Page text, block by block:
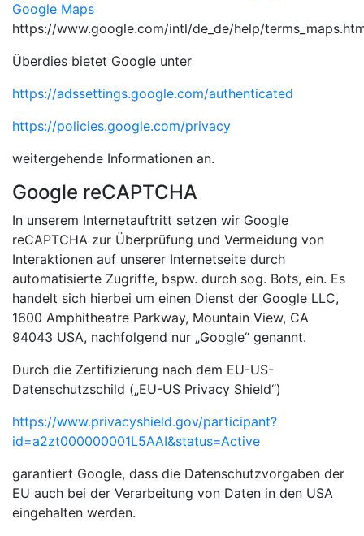
Google Maps
https://www.google.com/intl/de_de/help/
Überdies bietet Google unter
https://adssettings.google.com/authenticated
https://policies.google.com/privacy
weitergehende Informationen an.
Google reCAPTCHA
In unserem Internetauftritt setzen wir Google
reCAPTCHA zur Überprüfung und Vermeidung von
Interaktionen auf unserer Internetseite durch
automatisierte Zugriffe, bspw. durch sog. Bots, ein. Es
handelt sich hierbei um einen Dienst der Google LLC,
1600 Amphitheatre Parkway, Mountain View, CA
94043 USA, nachfolgend nur „Google“ genannt.
Durch die Zertifizierung nach dem EU-US-
Datenschutzschild („EU-US Privacy Shield“)
https://www.privacyshield.gov/participant?
id=a2zt000000001L5AAI&status=Active
garantiert Google, dass die Datenschutzvorgaben der
EU auch bei der Verarbeitung von Daten in den USA
eingehalten werden.